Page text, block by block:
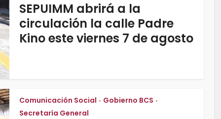
SEPUIMM abrirá a la
circulación la calle Padre
Kino este viernes 7 de agosto
Comunicación Social • Gobierno BCS •
Secretaría General